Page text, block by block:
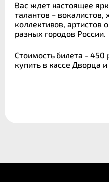
Вас ждет настоящее
талантов – вокалистов,
коллективов, артистов
разных городов России.
Стоимость билета -
купить в кассе Дворца и